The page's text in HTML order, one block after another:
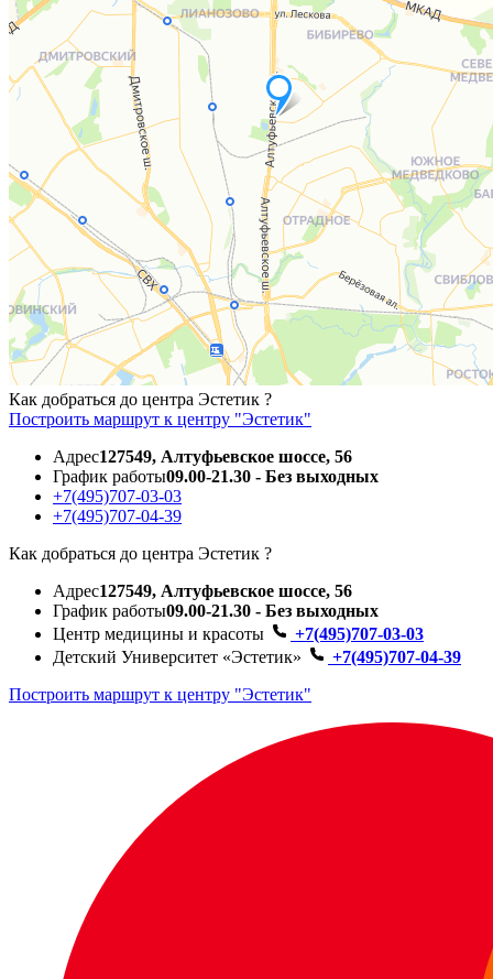
Как добраться до центра Эстетик ?
Построить маршрут к центру "Эстетик"
Адрес127549, Алтуфьевское шоссе, 56
График работы09.00-21.30 - Без выходных
+7(495)707-03-03
+7(495)707-04-39
Как добраться до центра Эстетик ?
Адрес127549, Алтуфьевское шоссе, 56
График работы09.00-21.30 - Без выходных
Центр медицины и красоты
+7(495)707-03-03
Детский Университет «Эстетик»
+7(495)707-04-39
Построить маршрут к центру "Эстетик"